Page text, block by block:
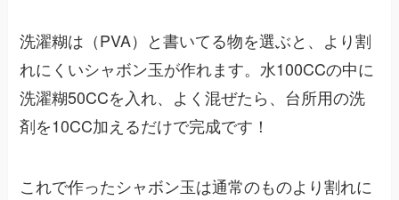
洗濯糊は（PVA）と書いてる物を選ぶと、より割
れにくいシャボン玉が作れます。水100CCの中に
洗濯糊50CCを入れ、よく混ぜたら、台所用の洗
剤を10CC加えるだけで完成です！
これで作ったシャボン玉は通常のものより割れに